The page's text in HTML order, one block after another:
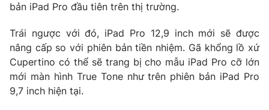
Chuyên mục khác
Emagazine Podcast
Photo Infographic
Video
bản iPad Pro đầu tiên trên thị trường.
Trái ngược với đó, iPad Pro 12,9 inch mới sẽ được
nâng cấp so với phiên bản tiền nhiệm. Gã khổng lồ xứ
Cupertino có thể sẽ trang bị cho mẫu iPad Pro cỡ lớn
mới màn hình True Tone như trên phiên bản iPad Pro
9,7 inch hiện tại.